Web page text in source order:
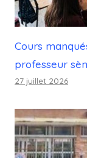
Cours
professeur
27 juillet 2026